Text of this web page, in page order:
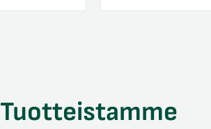
Tuotteistamme